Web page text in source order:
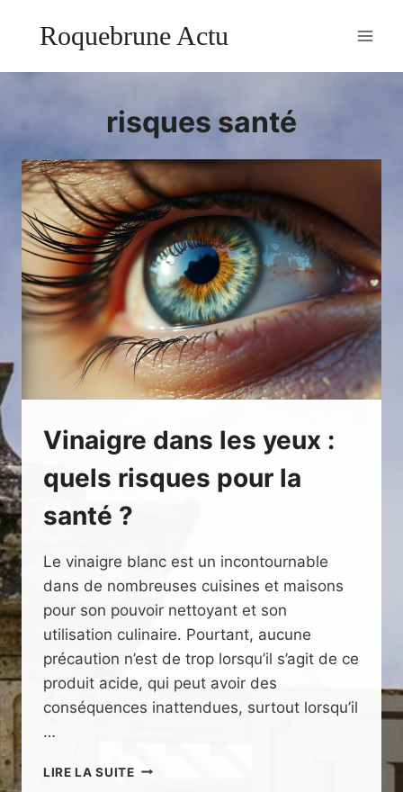
Roquebrune Actu
risques santé
Vinaigre dans les yeux :
quels risques pour la
santé ?
Le vinaigre blanc est un incontournable
dans de nombreuses cuisines et maisons
pour son pouvoir nettoyant et son
utilisation culinaire. Pourtant, aucune
précaution n’est de trop lorsqu’il s’agit de ce
produit acide, qui peut avoir des
conséquences inattendues, surtout lorsqu’il
…
LIRE LA SUITEVINAIGRE